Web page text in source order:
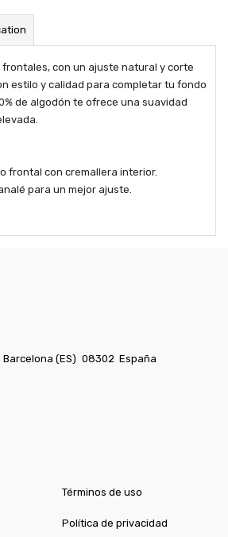
frontales, con un ajuste natural y corte
estilo y calidad para completar tu fondo
de algodón te ofrece una suavidad
frontal con cremallera interior.
para un mejor ajuste.
Barcelona (ES) 08302 España
Términos de uso
Política de privacidad